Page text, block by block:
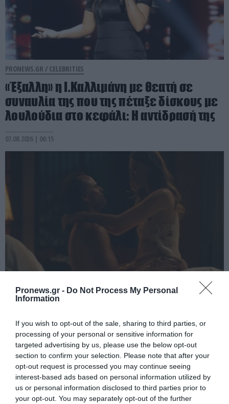
Pronews.gr - Do Not Process My Personal
Information
If you wish to opt-out of the sale, sharing to third parties, or
processing of your personal or sensitive information for
targeted advertising by us, please use the below opt-out
section to confirm your selection. Please note that after your
opt-out request is processed you may continue seeing
interest-based ads based on personal information utilized by
us or personal information disclosed to third parties prior to
your opt-out. You may separately opt-out of the further
PRONEWS.GR / CELEBRITIES
«Έξαλλη» η Ι.Καλλιμάνη με θεατή σε
συναυλία της που της πέταξε δίσκους με
λουλούδια στο κεφάλι: Η αντίδρασή της
07.08.2026 | 06:15
Ειδικός εξηγεί: Έτσι οι ηθοποιοί
κατά τη διάρκεια ερωτικών σκηνών
06.08.2026 | 23:45